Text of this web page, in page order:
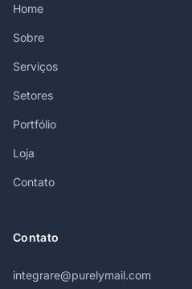
Home
Sobre
Serviços
Setores
Portfólio
Loja
Contato
Contato
integrare@purelymail.com